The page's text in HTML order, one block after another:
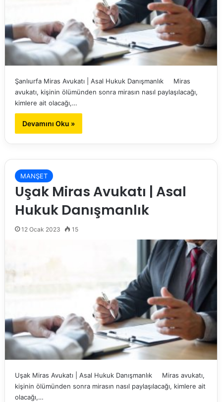
Şanlıurfa Miras Avukatı | Asal Hukuk Danışmanlık Miras
avukatı, kişinin ölümünden sonra mirasın nasıl paylaşılacağı,
kimlere ait olacağı,…
Devamını Oku »
MANŞET
Uşak Miras Avukatı | Asal
Hukuk Danışmanlık
12 Ocak 2023 15
Uşak Miras Avukatı | Asal Hukuk Danışmanlık Miras avukatı,
kişinin ölümünden sonra mirasın nasıl paylaşılacağı, kimlere ait
olacağı,…